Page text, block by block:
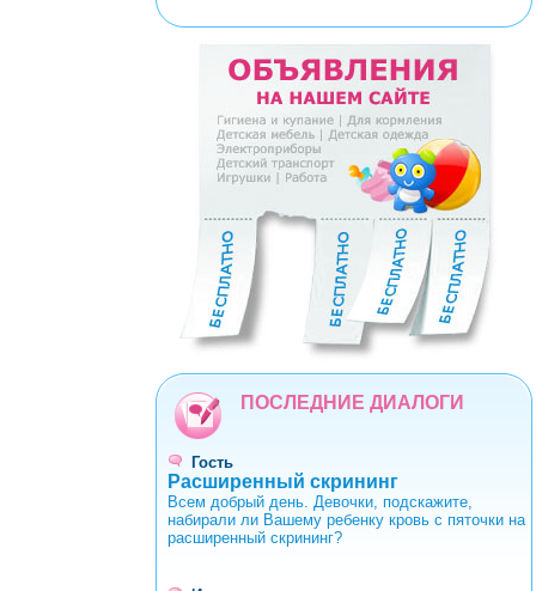
0123456789
ПОСЛЕДНИЕ ДИАЛОГИ
Гость
Расширенный скрининг
Всем добрый день. Девочки, подскажите,
набирали ли Вашему ребенку кровь с пяточки на
расширенный скрининг?